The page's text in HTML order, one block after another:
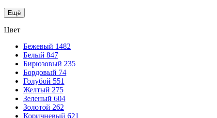
Ещё
Цвет
Бежевый 1482
Белый 847
Бирюзовый 235
Бордовый 74
Голубой 551
Желтый 275
Зеленый 604
Золотой 262
Коричневый 621